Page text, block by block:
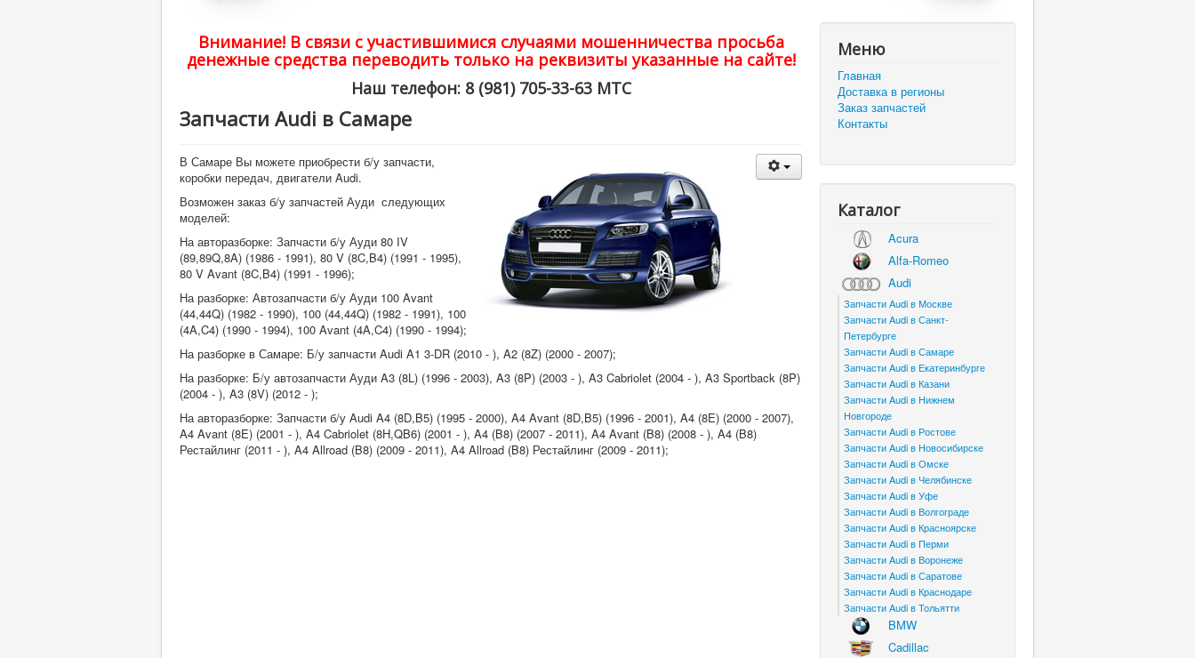
Внимание! В связи с участившимися случаями мошенничества просьба
денежные средства переводить только на реквизиты указанные на сайте!
Наш телефон: 8 (981) 705-33-63 МТС
Запчасти Audi в Самаре
В Самаре Вы можете приобрести б/у запчасти,
коробки передач, двигатели Audi.
Возможен заказ б/у запчастей Ауди следующих
моделей:
На авторазборке: Запчасти б/у Ауди 80 IV
(89,89Q,8A) (1986 - 1991), 80 V (8C,B4) (1991 - 1995),
80 V Avant (8C,B4) (1991 - 1996);
На разборке: Автозапчасти б/у Ауди 100 Avant
(44,44Q) (1982 - 1990), 100 (44,44Q) (1982 - 1991), 100
(4A,C4) (1990 - 1994), 100 Avant (4A,C4) (1990 - 1994);
На разборке в Самаре: Б/у запчасти Audi A1 3-DR (2010 - ), A2 (8Z) (2000 - 2007);
На разборке: Б/у автозапчасти Ауди A3 (8L) (1996 - 2003), A3 (8P) (2003 - ), A3 Cabriolet (2004 - ), A3 Sportback (8P)
(2004 - ), A3 (8V) (2012 - );
На авторазборке: Запчасти б/у Audi A4 (8D,B5) (1995 - 2000), A4 Avant (8D,B5) (1996 - 2001), A4 (8E) (2000 - 2007),
A4 Avant (8E) (2001 - ), A4 Cabriolet (8H,QB6) (2001 - ), A4 (B8) (2007 - 2011), A4 Avant (B8) (2008 - ), A4 (B8)
Рестайлинг (2011 - ), A4 Allroad (B8) (2009 - 2011), A4 Allroad (B8) Рестайлинг (2009 - 2011);
Меню
Главная
Доставка в регионы
Заказ запчастей
Контакты
Каталог
Acura
Alfa-Romeo
Audi
Запчасти Audi в Москве
Запчасти Audi в Санкт-
Петербурге
Запчасти Audi в Самаре
Запчасти Audi в Екатеринбурге
Запчасти Audi в Казани
Запчасти Audi в Нижнем
Новгороде
Запчасти Audi в Ростове
Запчасти Audi в Новосибирске
Запчасти Audi в Омске
Запчасти Audi в Челябинске
Запчасти Audi в Уфе
Запчасти Audi в Волгограде
Запчасти Audi в Красноярске
Запчасти Audi в Перми
Запчасти Audi в Воронеже
Запчасти Audi в Саратове
Запчасти Audi в Краснодаре
Запчасти Audi в Тольятти
BMW
Cadillac